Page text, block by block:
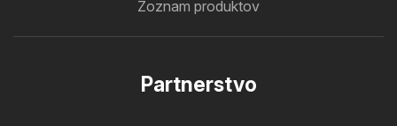
Zoznam produktov
Partnerstvo